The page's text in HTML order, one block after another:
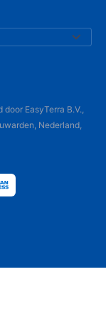
EasyTerra B.V.,
Nederland,